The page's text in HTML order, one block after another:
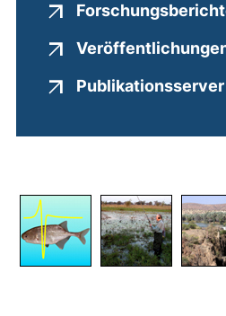
Publikationsserver